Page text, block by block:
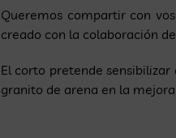
Queremos compartir con
creado con la colaboración
El corto pretende
granito de arena en la